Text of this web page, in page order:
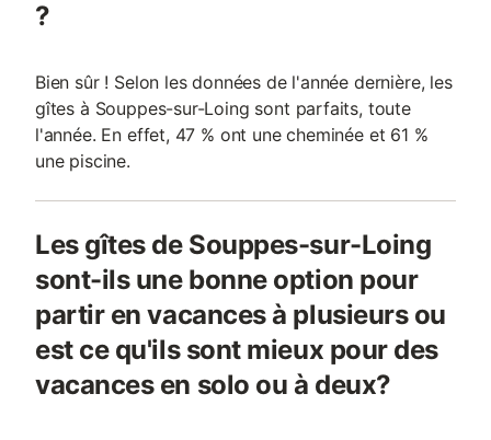
?
Bien sûr ! Selon les données de l'année dernière, les
gîtes à Souppes-sur-Loing sont parfaits, toute
l'année. En effet, 47 % ont une cheminée et 61 %
une piscine.
Les gîtes de Souppes-sur-Loing
sont-ils une bonne option pour
partir en vacances à plusieurs ou
est ce qu'ils sont mieux pour des
vacances en solo ou à deux?